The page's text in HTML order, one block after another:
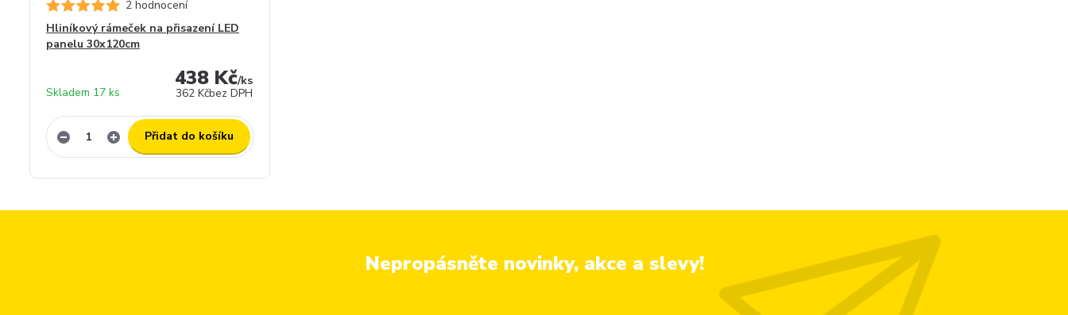
2 hodnocení
Hliníkový rámeček na přisazení LED
panelu 30x120cm
438 Kč/ks
362 Kčbez DPH
Skladem 17 ks
Přidat do košíku
Nepropásněte novinky, akce a slevy!